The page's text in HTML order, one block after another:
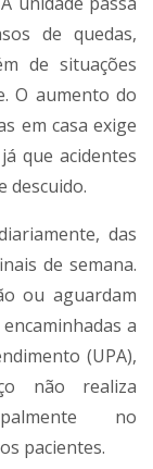
de quedas,
de situações
O aumento do
em casa exige
que acidentes
descuido.
das
de semana.
ou aguardam
a
(UPA),
não realiza
no
pacientes.